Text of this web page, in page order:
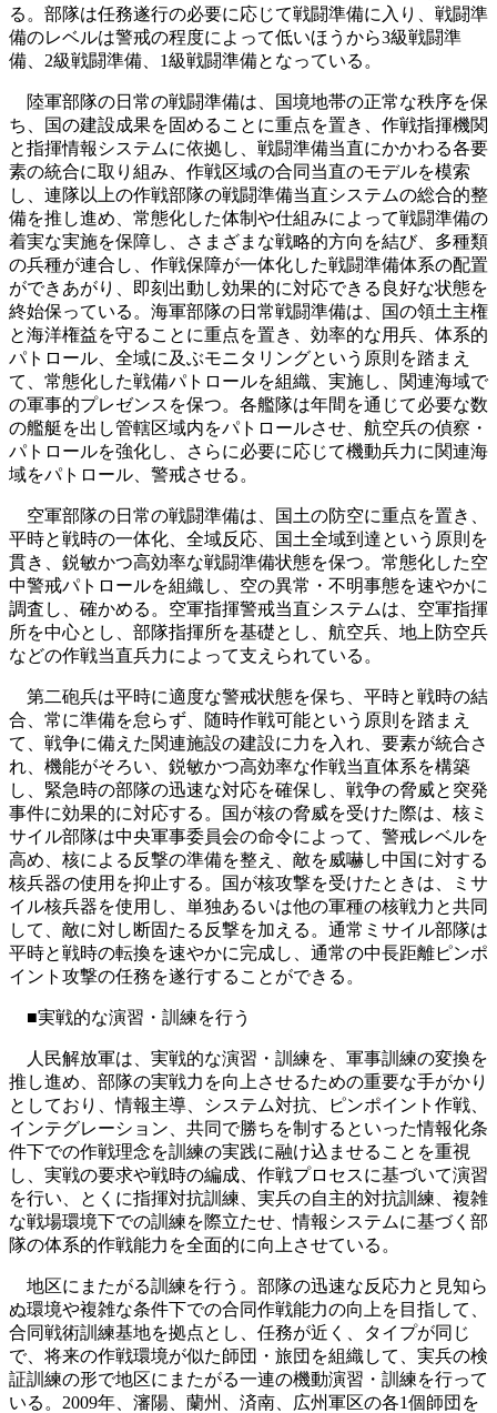
る。部隊は任務遂行の必要に応じて戦闘準備に入り、戦闘準
備のレベルは警戒の程度によって低いほうから3級戦闘準
備、2級戦闘準備、1級戦闘準備となっている。
陸軍部隊の日常の戦闘準備は、国境地帯の正常な秩序を保
ち、国の建設成果を固めることに重点を置き、作戦指揮機関
と指揮情報システムに依拠し、戦闘準備当直にかかわる各要
素の統合に取り組み、作戦区域の合同当直のモデルを模索
し、連隊以上の作戦部隊の戦闘準備当直システムの総合的整
備を推し進め、常態化した体制や仕組みによって戦闘準備の
着実な実施を保障し、さまざまな戦略的方向を結び、多種類
の兵種が連合し、作戦保障が一体化した戦闘準備体系の配置
ができあがり、即刻出動し効果的に対応できる良好な状態を
終始保っている。海軍部隊の日常戦闘準備は、国の領土主権
と海洋権益を守ることに重点を置き、効率的な用兵、体系的
パトロール、全域に及ぶモニタリングという原則を踏まえ
て、常態化した戦備パトロールを組織、実施し、関連海域で
の軍事的プレゼンスを保つ。各艦隊は年間を通じて必要な数
の艦艇を出し管轄区域内をパトロールさせ、航空兵の偵察・
パトロールを強化し、さらに必要に応じて機動兵力に関連海
域をパトロール、警戒させる。
空軍部隊の日常の戦闘準備は、国土の防空に重点を置き、
平時と戦時の一体化、全域反応、国土全域到達という原則を
貫き、鋭敏かつ高効率な戦闘準備状態を保つ。常態化した空
中警戒パトロールを組織し、空の異常・不明事態を速やかに
調査し、確かめる。空軍指揮警戒当直システムは、空軍指揮
所を中心とし、部隊指揮所を基礎とし、航空兵、地上防空兵
などの作戦当直兵力によって支えられている。
第二砲兵は平時に適度な警戒状態を保ち、平時と戦時の結
合、常に準備を怠らず、随時作戦可能という原則を踏まえ
て、戦争に備えた関連施設の建設に力を入れ、要素が統合さ
れ、機能がそろい、鋭敏かつ高効率な作戦当直体系を構築
し、緊急時の部隊の迅速な対応を確保し、戦争の脅威と突発
事件に効果的に対応する。国が核の脅威を受けた際は、核ミ
サイル部隊は中央軍事委員会の命令によって、警戒レベルを
高め、核による反撃の準備を整え、敵を威嚇し中国に対する
核兵器の使用を抑止する。国が核攻撃を受けたときは、ミサ
イル核兵器を使用し、単独あるいは他の軍種の核戦力と共同
して、敵に対し断固たる反撃を加える。通常ミサイル部隊は
平時と戦時の転換を速やかに完成し、通常の中長距離ピンポ
イント攻撃の任務を遂行することができる。
■実戦的な演習・訓練を行う
人民解放軍は、実戦的な演習・訓練を、軍事訓練の変換を
推し進め、部隊の実戦力を向上させるための重要な手がかり
としており、情報主導、システム対抗、ピンポイント作戦、
インテグレーション、共同で勝ちを制するといった情報化条
件下での作戦理念を訓練の実践に融け込ませることを重視
し、実戦の要求や戦時の編成、作戦プロセスに基づいて演習
を行い、とくに指揮対抗訓練、実兵の自主的対抗訓練、複雑
な戦場環境下での訓練を際立たせ、情報システムに基づく部
隊の体系的作戦能力を全面的に向上させている。
地区にまたがる訓練を行う。部隊の迅速な反応力と見知ら
ぬ環境や複雑な条件下での合同作戦能力の向上を目指して、
合同戦術訓練基地を拠点とし、任務が近く、タイプが同じ
で、将来の作戦環境が似た師団・旅団を組織して、実兵の検
証訓練の形で地区にまたがる一連の機動演習・訓練を行って
いる。2009年、瀋陽、蘭州、済南、広州軍区の各1個師団を